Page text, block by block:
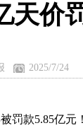
天价
2025/7/24
被罚款5.85亿